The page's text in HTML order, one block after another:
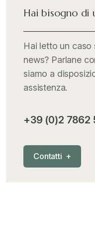
Hai bisogno di
Hai letto un caso
news? Parlane
siamo a
assistenza.
+39 (0)2 7862
Contatti +